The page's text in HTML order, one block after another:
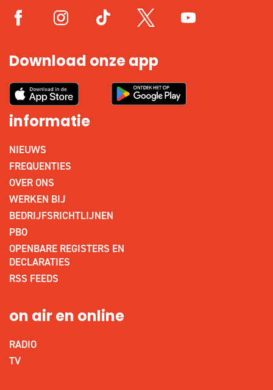
Download onze app
informatie
NIEUWS
FREQUENTIES
OVER ONS
WERKEN BIJ
BEDRIJFSRICHTLIJNEN
PBO
OPENBARE REGISTERS EN
DECLARATIES
RSS FEEDS
on air en online
RADIO
TV